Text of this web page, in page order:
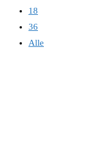
18
36
Alle